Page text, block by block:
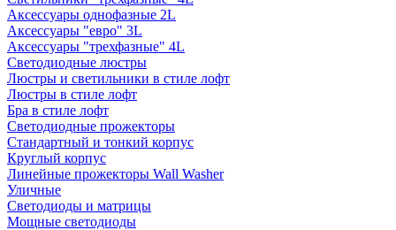
Аксессуары однофазные 2L
Аксессуары "евро" 3L
Аксессуары "трехфазные" 4L
Светодиодные люстры
Люстры и светильники в стиле лофт
Люстры в стиле лофт
Бра в стиле лофт
Светодиодные прожекторы
Стандартный и тонкий корпус
Круглый корпус
Линейные прожекторы Wall Washer
Уличные
Светодиоды и матрицы
Мощные светодиоды